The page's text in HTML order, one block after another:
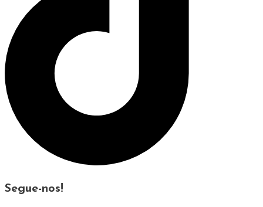
Segue-nos!